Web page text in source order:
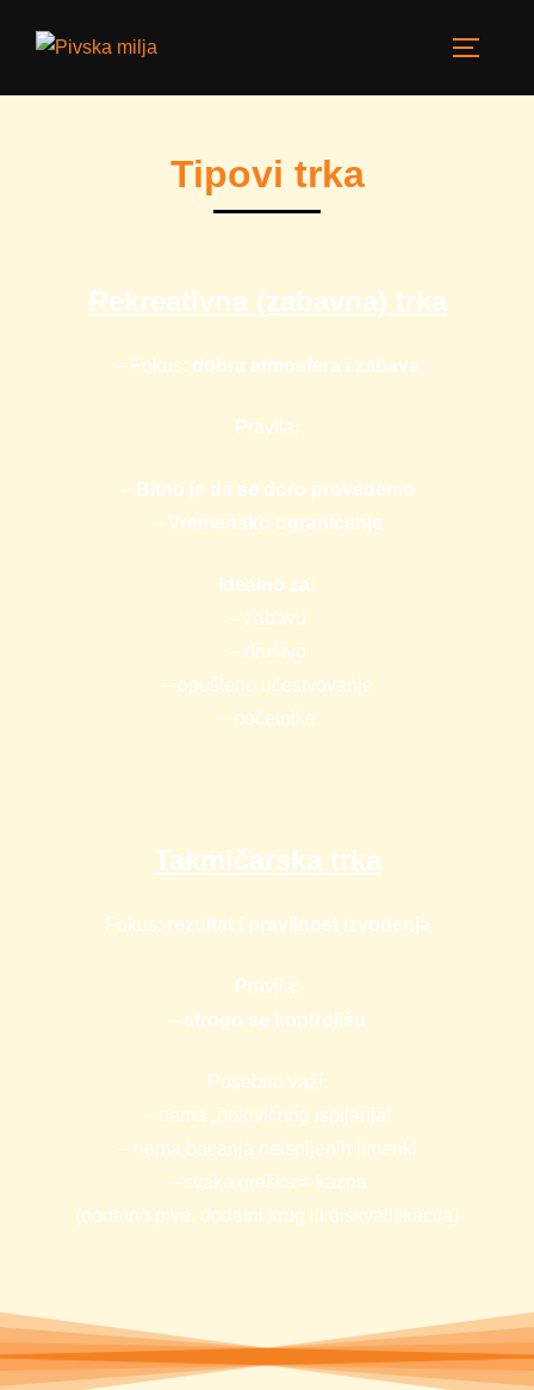
Tipovi trka
Rekreativna (zabavna) trka
– Fokus: dobra atmosfera i zabava
Pravila:
– Bitno je da se doro provedemo
– Vremensko ograničenje
Idealno za:
– zabavu
– društvo
– opušteno učestvovanje
– početnike
Takmičarska trka
Fokus: rezultat i pravilnost izvođenja
Pravila:
– strogo se kontrolišu
Posebno važi:
– nema „polovičnog ispijanja”
– nema bacanja neispijenih limenki
– svaka greška = kazna
(dodatno pivo, dodatni krug ili diskvalifikacija)